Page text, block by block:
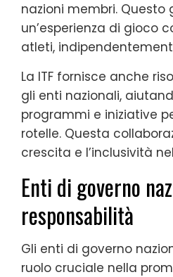
nazioni membri. Questo
un’esperienza di gioco
atleti,
La ITF fornisce anche
gli enti nazionali,
programmi e iniziative
rotelle. Questa
crescita e l’inclusività
Enti di governo
responsabilità
Gli enti di governo
ruolo cruciale nella